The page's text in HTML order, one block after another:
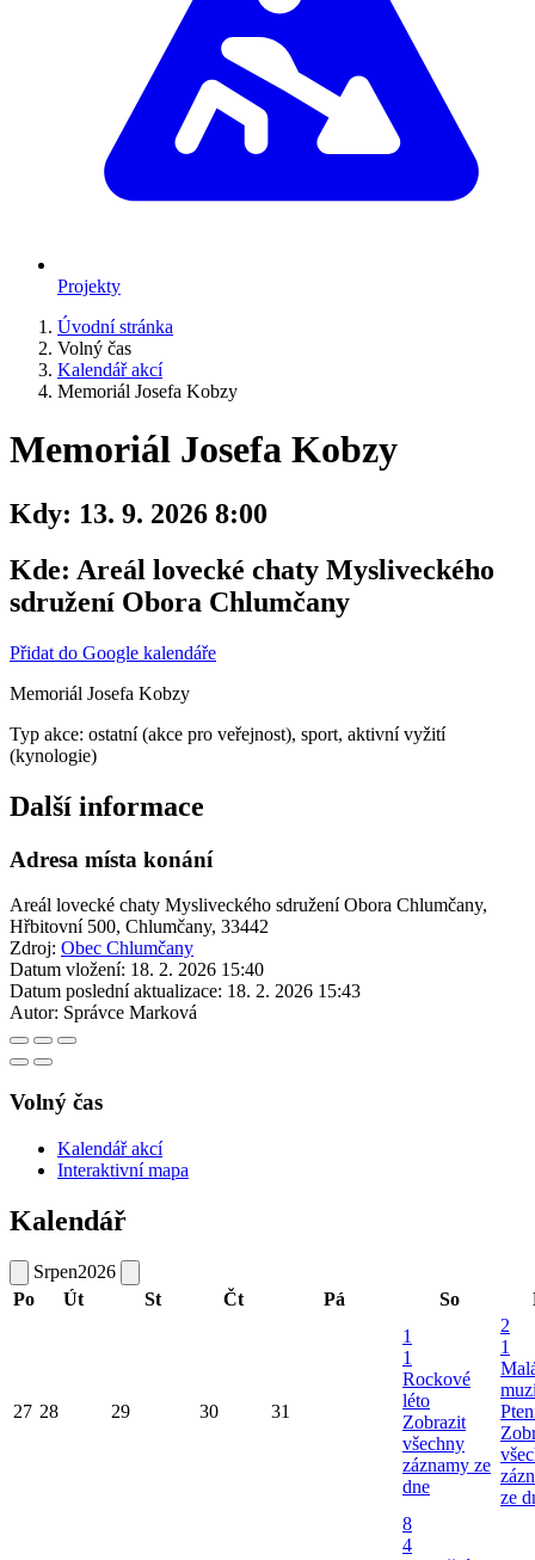
Projekty
Úvodní stránka
Volný čas
Kalendář akcí
Memoriál Josefa Kobzy
Memoriál Josefa Kobzy
Kdy: 13. 9. 2026 8:00
Kde: Areál lovecké chaty Mysliveckého
sdružení Obora Chlumčany
Přidat do Google kalendáře
Memoriál Josefa Kobzy
Typ akce: ostatní (akce pro veřejnost), sport, aktivní vyžití
(kynologie)
Další informace
Adresa místa konání
Areál lovecké chaty Mysliveckého sdružení Obora Chlumčany,
Hřbitovní 500, Chlumčany, 33442
Zdroj: Obec Chlumčany
Datum vložení: 18. 2. 2026 15:40
Datum poslední aktualizace: 18. 2. 2026 15:43
Autor: Správce Marková
Volný čas
Kalendář akcí
Interaktivní mapa
Kalendář
Srpen2026
Po
Út St Čt Pá So
27 28 29 30 31
1
1
Rockové
léto
Zobrazit
všechny
záznamy ze
dne
2
1
ze
8
4